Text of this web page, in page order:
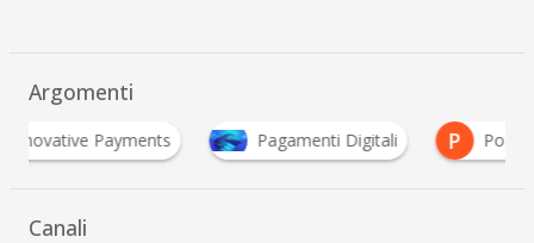
Argomenti
Payments Pagamenti Digitali Pos
Canali